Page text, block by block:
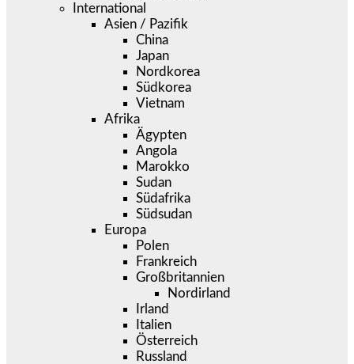
International
Asien / Pazifik
China
Japan
Nordkorea
Südkorea
Vietnam
Afrika
Ägypten
Angola
Marokko
Sudan
Südafrika
Südsudan
Europa
Polen
Frankreich
Großbritannien
Nordirland
Irland
Italien
Österreich
Russland